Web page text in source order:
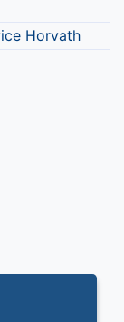
Horvath